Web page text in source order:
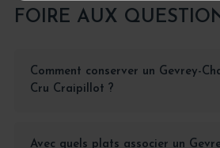
FOIRE AUX
Comment conserver un Gevrey-
Cru Craipillot ?
Avec quels plats associer un